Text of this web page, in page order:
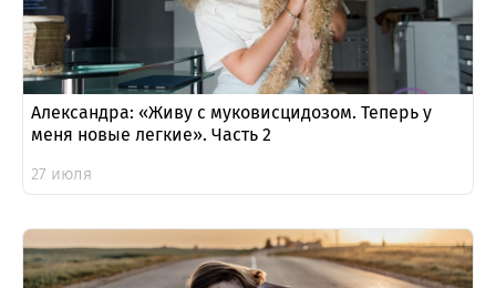
Александра: «Живу с муковисцидозом. Теперь у
меня новые легкие». Часть 2
27 июля